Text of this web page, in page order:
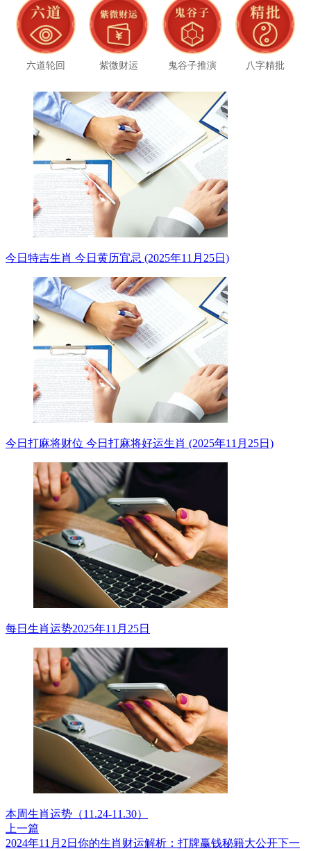
六道轮回 紫微财运 鬼谷子推演 八字精批
今日特吉生肖 今日黄历宜忌 (2025年11月25日)
今日打麻将财位 今日打麻将好运生肖 (2025年11月25日)
每日生肖运势2025年11月25日
本周生肖运势（11.24-11.30）
上一篇
2024年11月2日你的生肖财运解析：打牌赢钱秘籍大公开下一